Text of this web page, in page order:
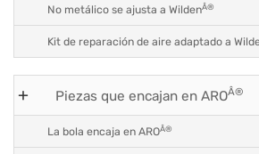
No metálico se ajusta a WildenÂ®
Kit de reparación de aire adaptado a
Piezas que encajan en AROÂ®
La bola encaja en AROÂ®